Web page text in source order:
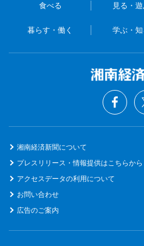
食べる 見る・
暮らす・働く 学ぶ・知
湘南経済新聞について
プレスリリース・情報提供はこちらから
アクセスデータの利用について
お問い合わせ
広告のご案内